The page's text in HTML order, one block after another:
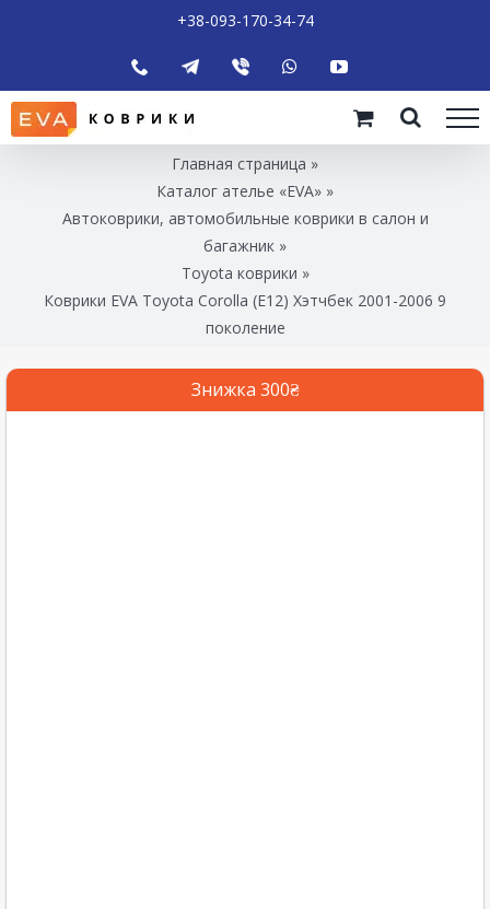
+38-093-170-34-74
Главная страница »
Каталог ателье «EVA» »
Автоковрики, автомобильные коврики в салон и
багажник »
Toyota коврики »
Коврики EVA Toyota Corolla (E12) Хэтчбек 2001-2006 9
поколение
Знижка 300₴